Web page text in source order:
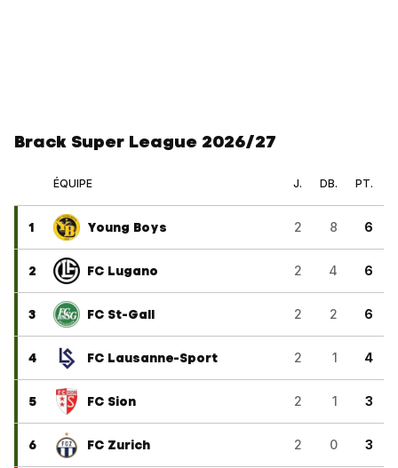
Brack Super League 2026/27
ÉQUIPE J. DB. PT.
1 Young Boys 2 8 6
2 FC Lugano 2 4 6
3 FC St-Gall 2 2 6
4 FC Lausanne-Sport 2 1 4
5 FC Sion 2 1 3
6 FC Zurich 2 0 3